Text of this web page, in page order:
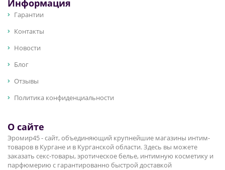
Информация
Гарантии
Контакты
Новости
Блог
Отзывы
Политика конфиденциальности
О сайте
Эромир45 - сайт, объединяющий крупнейшие магазины интим-
товаров в Кургане и в Курганской области. Здесь вы можете
заказать секс-товары, эротическое белье, интимную косметику и
парфюмерию с гарантированно быстрой доставкой